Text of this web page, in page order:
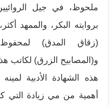
ملحوظ، في جيل
بروايته البكر، والممهد
(زقاق المدق)
و(المصابيح الزرق) لكاتب
هذه الشهادة الأدبية
أهمية من مي زيادة التي